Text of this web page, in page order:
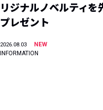
リジナルノベルティを
プレゼント
2026.08.03
NEW
INFORMATION